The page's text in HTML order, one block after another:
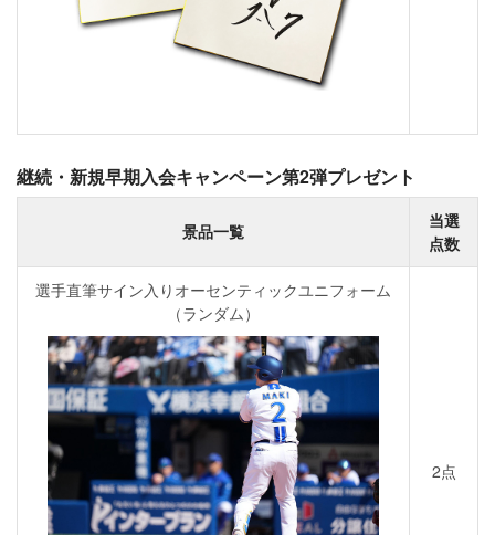
継続・新規早期入会キャンペーン第2弾プレゼント
景品一覧
当選
点数
選手直筆サイン入りオーセンティックユニフォーム
（ランダム）
2点